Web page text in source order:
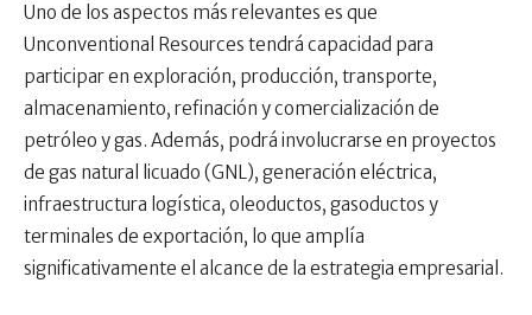
Uno de los aspectos más relevantes es que
Unconventional Resources tendrá capacidad para
participar en exploración, producción, transporte,
almacenamiento, refinación y comercialización de
petróleo y gas. Además, podrá involucrarse en proyectos
de gas natural licuado (GNL), generación eléctrica,
infraestructura logística, oleoductos, gasoductos y
terminales de exportación, lo que amplía
significativamente el alcance de la estrategia empresarial.